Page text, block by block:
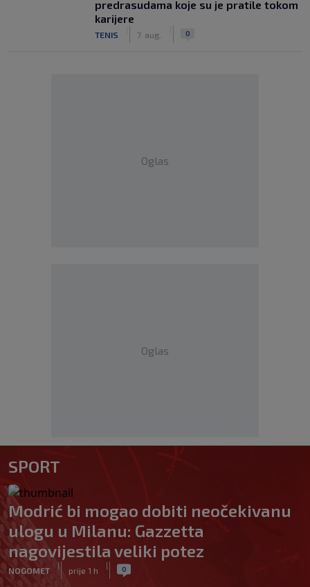
predrasudama koje su je pratile tokom
karijere
TENIS 7. aug. 0
Oglas
Oglas
SPORT
Modrić bi mogao dobiti neočekivanu
ulogu u Milanu: Gazzetta
nagovijestila veliki potez
NOGOMET
|
prije 1 h
| 0